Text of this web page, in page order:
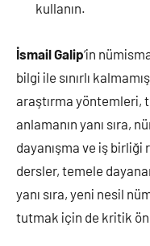
kullanın.
İsmail Galip‘in
bilgi ile sınırlı
araştırma yöntemleri,
anlamanın yanı sıra,
dayanışma ve iş
dersler, temele
yanı sıra, yeni nesil
tutmak için de kritik